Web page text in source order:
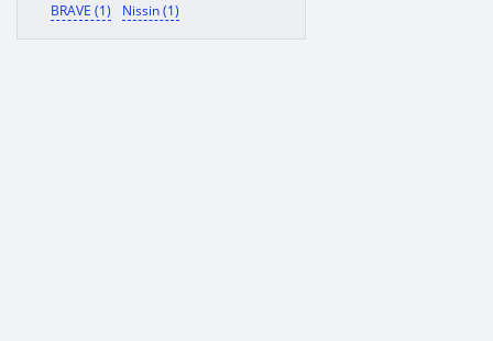
BRAVE (1)
Nissin (1)